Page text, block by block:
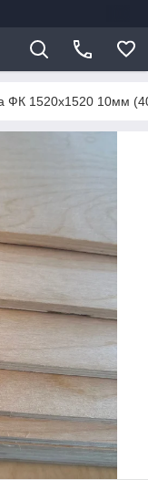
ФК 1520х1520 10мм